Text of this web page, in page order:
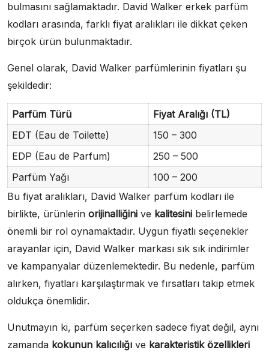
bulmasını sağlamaktadır. David Walker erkek parfüm
kodları arasında, farklı fiyat aralıkları ile dikkat çeken
birçok ürün bulunmaktadır.
Genel olarak, David Walker parfümlerinin fiyatları şu
şekildedir:
Parfüm Türü
Fiyat Aralığı (TL)
EDT (Eau de Toilette)
150 – 300
EDP (Eau de Parfum)
250 – 500
Parfüm Yağı
100 – 200
Bu fiyat aralıkları, David Walker parfüm kodları ile
birlikte, ürünlerin orijinalliğini ve kalitesini belirlemede
önemli bir rol oynamaktadır. Uygun fiyatlı seçenekler
arayanlar için, David Walker markası sık sık indirimler
ve kampanyalar düzenlemektedir. Bu nedenle, parfüm
alırken, fiyatları karşılaştırmak ve fırsatları takip etmek
oldukça önemlidir.
Unutmayın ki, parfüm seçerken sadece fiyat değil, aynı
zamanda kokunun kalıcılığı ve karakteristik özellikleri